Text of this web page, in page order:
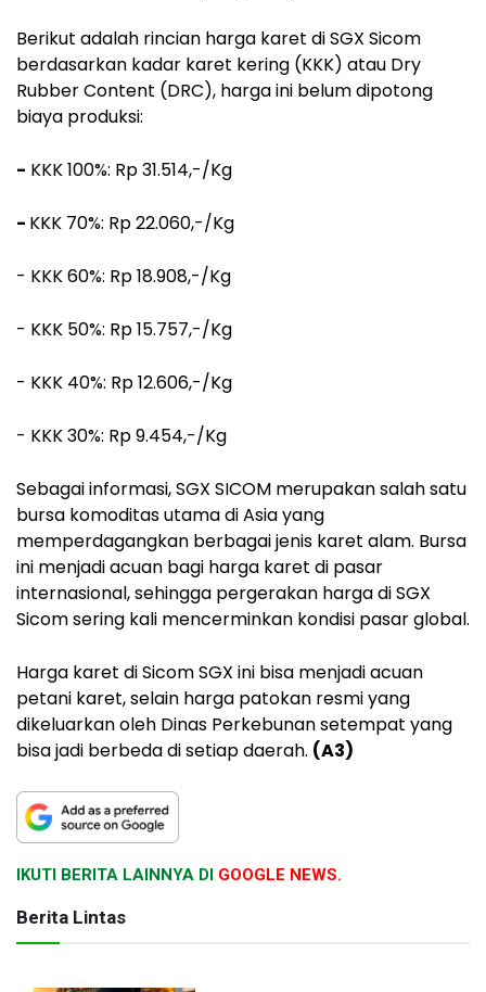
Berikut adalah rincian harga karet di SGX Sicom
berdasarkan kadar karet kering (KKK) atau Dry
Rubber Content (DRC), harga ini belum dipotong
biaya produksi:
- KKK 100%: Rp 31.514,-/Kg
- KKK 70%: Rp 22.060,-/Kg
- KKK 60%: Rp 18.908,-/Kg
- KKK 50%: Rp 15.757,-/Kg
- KKK 40%: Rp 12.606,-/Kg
- KKK 30%: Rp 9.454,-/Kg
Sebagai informasi, SGX SICOM merupakan salah satu
bursa komoditas utama di Asia yang
memperdagangkan berbagai jenis karet alam. Bursa
ini menjadi acuan bagi harga karet di pasar
internasional, sehingga pergerakan harga di SGX
Sicom sering kali mencerminkan kondisi pasar global.
Harga karet di Sicom SGX ini bisa menjadi acuan
petani karet, selain harga patokan resmi yang
dikeluarkan oleh Dinas Perkebunan setempat yang
bisa jadi berbeda di setiap daerah. (A3)
IKUTI BERITA LAINNYA DI GOOGLE NEWS.
Berita Lintas